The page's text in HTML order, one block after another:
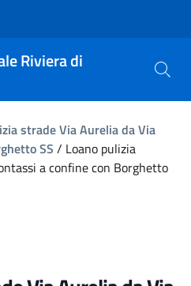
Riviera di
strade Via Aurelia da Via
SS / Loano pulizia
a confine con Borghetto